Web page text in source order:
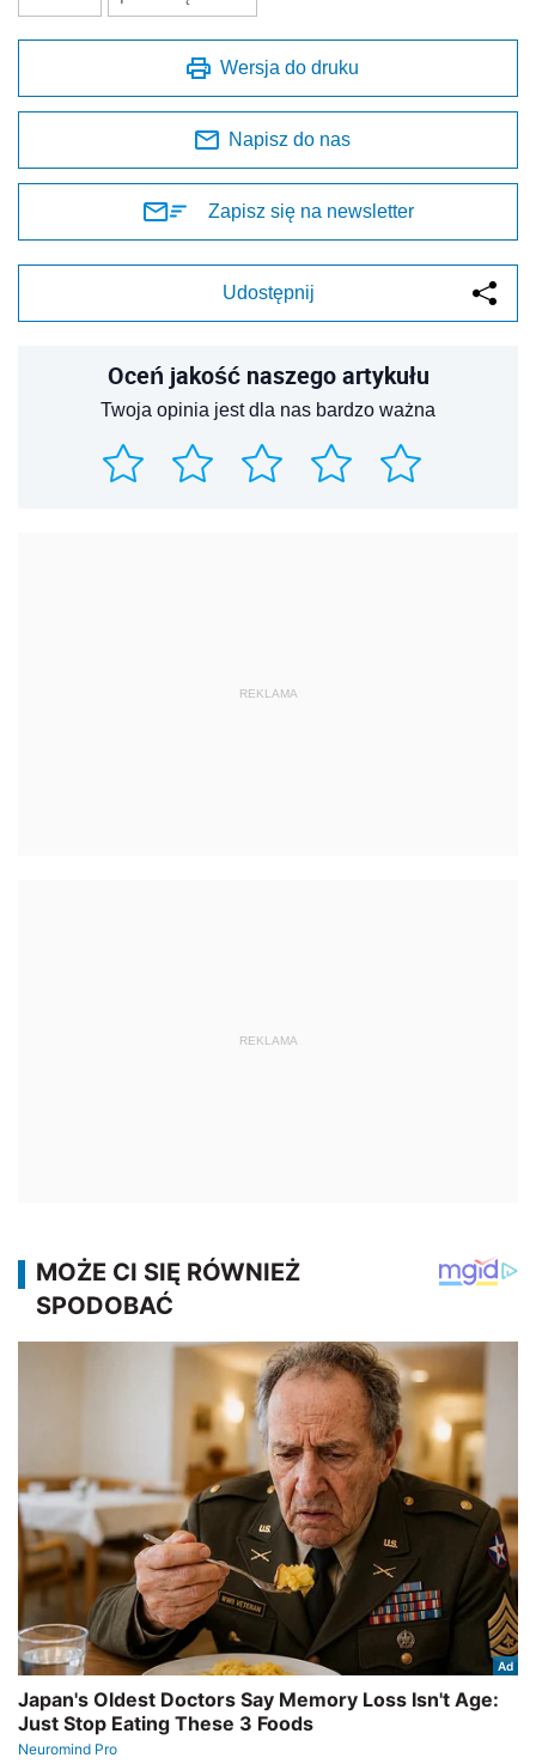
Wersja do druku
Napisz do nas
Zapisz się na newsletter
Udostępnij
Oceń jakość naszego artykułu
Twoja opinia jest dla nas bardzo ważna
REKLAMA
REKLAMA